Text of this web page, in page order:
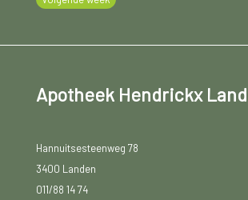
Apotheek Hendrickx
Hannuitsesteenweg 78
3400 Landen
011/88 14 74